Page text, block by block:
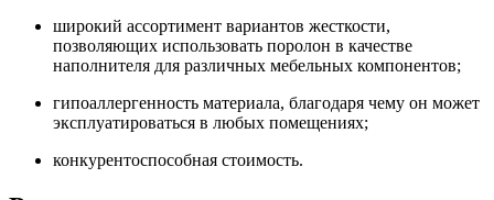
широкий ассортимент вариантов жесткости,
позволяющих использовать поролон в качестве
наполнителя для различных мебельных компонентов;
гипоаллергенность материала, благодаря чему он может
эксплуатироваться в любых помещениях;
конкурентоспособная стоимость.